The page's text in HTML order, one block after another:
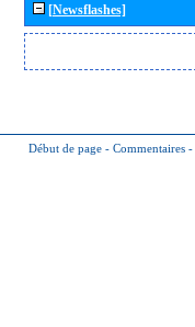
[Newsflashes]
Début de page - Commentaires -